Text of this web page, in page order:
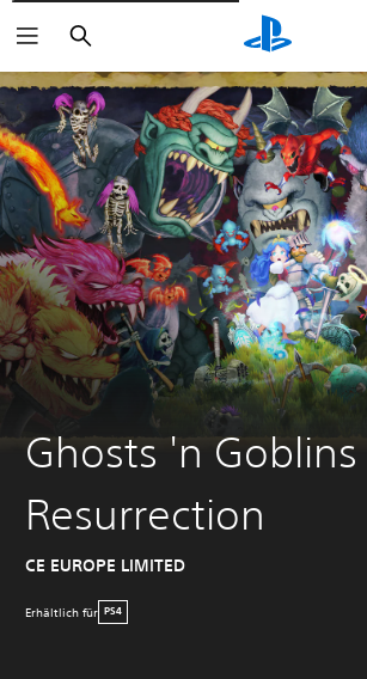
Suchen
Ghosts 'n Goblins
Resurrection
CE EUROPE LIMITED
Erhältlich für PS4